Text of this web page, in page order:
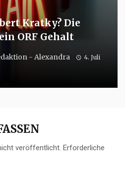
Kratky? Die
ORF Gehalt
- Alexandra
4. Juli
veröffentlicht. Erforderliche